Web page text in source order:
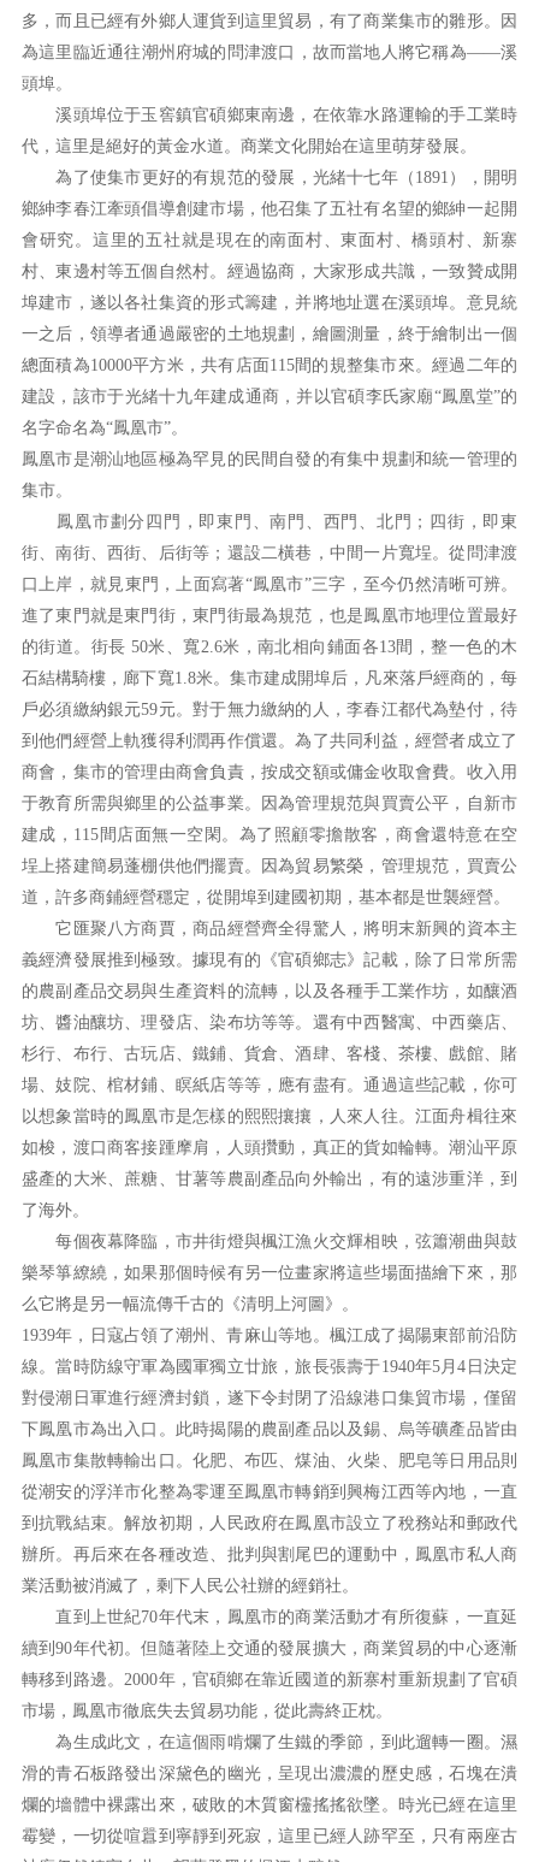
多，而且已經有外鄉人運貨到這里貿易，有了商業集市的雛形。因
為這里臨近通往潮州府城的問津渡口，故而當地人將它稱為——溪
頭埠。
溪頭埠位于玉窖鎮官碩鄉東南邊，在依靠水路運輸的手工業時
代，這里是絕好的黃金水道。商業文化開始在這里萌芽發展。
為了使集市更好的有規范的發展，光緒十七年（1891），開明
鄉紳李春江牽頭倡導創建市場，他召集了五社有名望的鄉紳一起開
會研究。這里的五社就是現在的南面村、東面村、橋頭村、新寨
村、東邊村等五個自然村。經過協商，大家形成共識，一致贊成開
埠建市，遂以各社集資的形式籌建，并將地址選在溪頭埠。意見統
一之后，領導者通過嚴密的土地規劃，繪圖測量，終于繪制出一個
總面積為10000平方米，共有店面115間的規整集市來。經過二年的
建設，該市于光緒十九年建成通商，并以官碩李氏家廟“鳳凰堂”的
名字命名為“鳳凰市”。
鳳凰市是潮汕地區極為罕見的民間自發的有集中規劃和統一管理的
集市。
鳳凰市劃分四門，即東門、南門、西門、北門；四街，即東
街、南街、西街、后街等；還設二橫巷，中間一片寬埕。從問津渡
口上岸，就見東門，上面寫著“鳳凰市”三字，至今仍然清晰可辨。
進了東門就是東門街，東門街最為規范，也是鳳凰市地理位置最好
的街道。街長 50米、寬2.6米，南北相向鋪面各13間，整一色的木
石結構騎樓，廊下寬1.8米。集市建成開埠后，凡來落戶經商的，每
戶必須繳納銀元59元。對于無力繳納的人，李春江都代為墊付，待
到他們經營上軌獲得利潤再作償還。為了共同利益，經營者成立了
商會，集市的管理由商會負責，按成交額或傭金收取會費。收入用
于教育所需與鄉里的公益事業。因為管理規范與買賣公平，自新市
建成，115間店面無一空閑。為了照顧零擔散客，商會還特意在空
埕上搭建簡易蓬棚供他們擺賣。因為貿易繁榮，管理規范，買賣公
道，許多商鋪經營穩定，從開埠到建國初期，基本都是世襲經營。
它匯聚八方商賈，商品經營齊全得驚人，將明末新興的資本主
義經濟發展推到極致。據現有的《官碩鄉志》記載，除了日常所需
的農副產品交易與生產資料的流轉，以及各種手工業作坊，如釀酒
坊、醬油釀坊、理發店、染布坊等等。還有中西醫寓、中西藥店、
杉行、布行、古玩店、鐵鋪、貨倉、酒肆、客棧、茶樓、戲館、賭
場、妓院、棺材鋪、瞑紙店等等，應有盡有。通過這些記載，你可
以想象當時的鳳凰市是怎樣的熙熙攘攘，人來人往。江面舟楫往來
如梭，渡口商客接踵摩肩，人頭攢動，真正的貨如輪轉。潮汕平原
盛產的大米、蔗糖、甘薯等農副產品向外輸出，有的遠涉重洋，到
了海外。
每個夜幕降臨，市井街燈與楓江漁火交輝相映，弦簫潮曲與鼓
樂琴箏繚繞，如果那個時候有另一位畫家將這些場面描繪下來，那
么它將是另一幅流傳千古的《清明上河圖》。
1939年，日寇占領了潮州、青麻山等地。楓江成了揭陽東部前沿防
線。當時防線守軍為國軍獨立廿旅，旅長張壽于1940年5月4日決定
對侵潮日軍進行經濟封鎖，遂下令封閉了沿線港口集貿市場，僅留
下鳳凰市為出入口。此時揭陽的農副產品以及錫、烏等礦產品皆由
鳳凰市集散轉輸出口。化肥、布匹、煤油、火柴、肥皂等日用品則
從潮安的浮洋市化整為零運至鳳凰市轉銷到興梅江西等內地，一直
到抗戰結束。解放初期，人民政府在鳳凰市設立了稅務站和郵政代
辦所。再后來在各種改造、批判與割尾巴的運動中，鳳凰市私人商
業活動被消滅了，剩下人民公社辦的經銷社。
直到上世紀70年代末，鳳凰市的商業活動才有所復蘇，一直延
續到90年代初。但隨著陸上交通的發展擴大，商業貿易的中心逐漸
轉移到路邊。2000年，官碩鄉在靠近國道的新寨村重新規劃了官碩
市場，鳳凰市徹底失去貿易功能，從此壽終正枕。
為生成此文，在這個雨啃爛了生鐵的季節，到此遛轉一圈。濕
滑的青石板路發出深黛色的幽光，呈現出濃濃的歷史感，石塊在潰
爛的墻體中裸露出來，破敗的木質窗欞搖搖欲墜。時光已經在這里
霉變，一切從喧囂到寧靜到死寂，這里已經人跡罕至，只有兩座古